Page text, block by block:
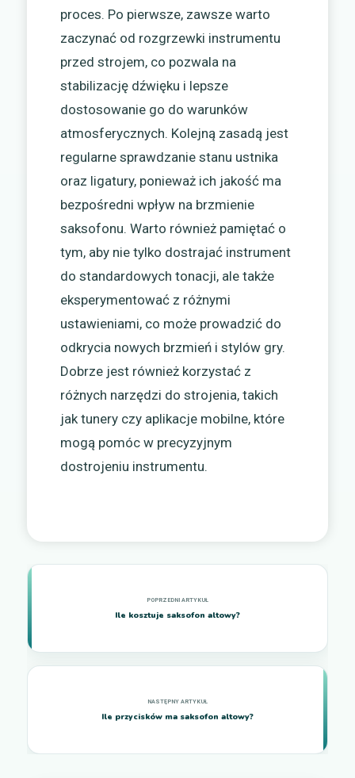
proces. Po pierwsze, zawsze warto
zaczynać od rozgrzewki instrumentu
przed strojem, co pozwala na
stabilizację dźwięku i lepsze
dostosowanie go do warunków
atmosferycznych. Kolejną zasadą jest
regularne sprawdzanie stanu ustnika
oraz ligatury, ponieważ ich jakość ma
bezpośredni wpływ na brzmienie
saksofonu. Warto również pamiętać o
tym, aby nie tylko dostrajać instrument
do standardowych tonacji, ale także
eksperymentować z różnymi
ustawieniami, co może prowadzić do
odkrycia nowych brzmień i stylów gry.
Dobrze jest również korzystać z
różnych narzędzi do strojenia, takich
jak tunery czy aplikacje mobilne, które
mogą pomóc w precyzyjnym
dostrojeniu instrumentu.
Ile kosztuje saksofon altowy?
Ile przycisków ma saksofon altowy?